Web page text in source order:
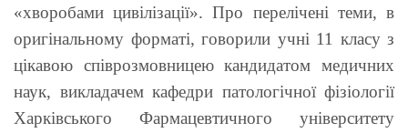
«хворобами цивілізації». Про перелічені теми, в
оригінальному форматі, говорили учні 11 класу з
цікавою співрозмовницею кандидатом медичних
наук, викладачем кафедри патологічної фізіології
Харківського Фармацевтичного університету